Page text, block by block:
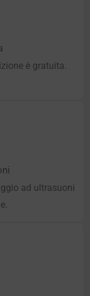
è gratuita.
ad ultrasuoni